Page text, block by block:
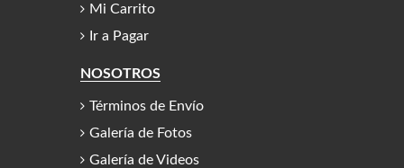
Mi Carrito
Ir a Pagar
NOSOTROS
Términos de Envío
Galería de Fotos
Galería de Videos